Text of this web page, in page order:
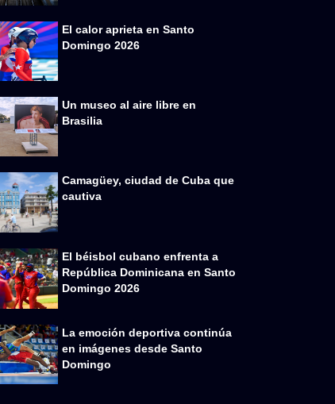
El calor aprieta en Santo
Domingo 2026
Un museo al aire libre en
Brasilia
Camagüey, ciudad de Cuba que
cautiva
El béisbol cubano enfrenta a
República Dominicana en Santo
Domingo 2026
La emoción deportiva continúa
en imágenes desde Santo
Domingo